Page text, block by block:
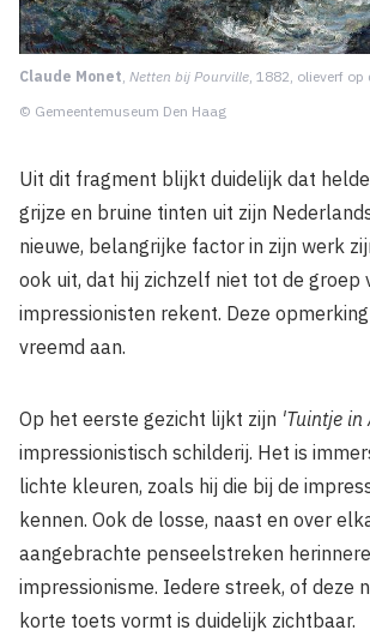
Claude Monet Netten bij Pourville , 1882, olieverf
© Gemeentemuseum Den Haag
Uit dit fragment blijkt duidelijk dat
grijze en bruine tinten uit zijn
nieuwe, belangrijke factor in zijn werk
ook uit, dat hij zichzelf niet tot de groep
impressionisten rekent. Deze
vreemd aan.
Op het eerste gezicht lijkt zijn 'Tuintje in
impressionistisch schilderij. Het is
lichte kleuren, zoals hij die bij de
kennen. Ook de losse, naast en over
aangebrachte penseelstreken
impressionisme. Iedere streek, of deze
korte toets vormt is duidelijk zichtbaar.